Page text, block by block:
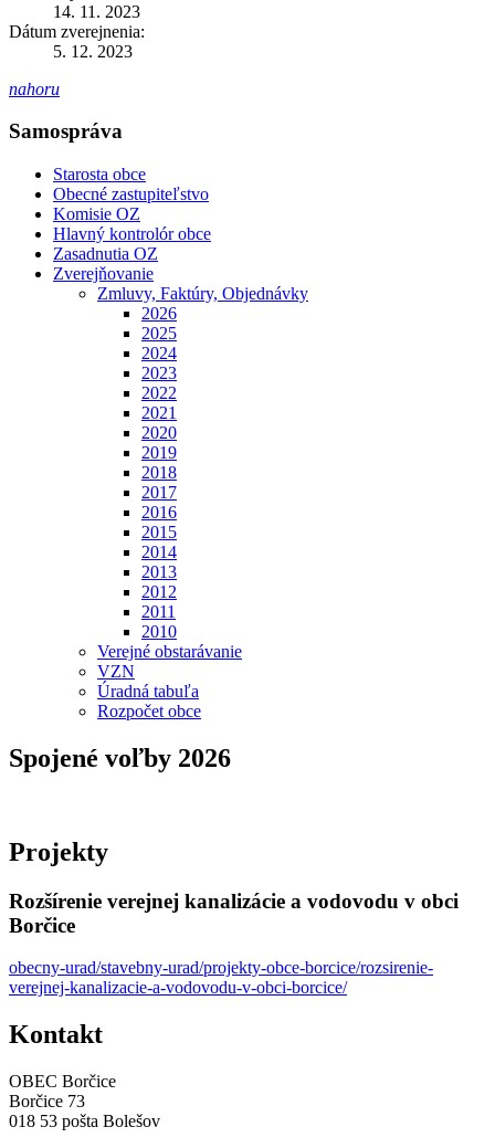
14. 11. 2023
Dátum zverejnenia:
5. 12. 2023
nahoru
Samospráva
Starosta obce
Obecné zastupiteľstvo
Komisie OZ
Hlavný kontrolór obce
Zasadnutia OZ
Zverejňovanie
Zmluvy, Faktúry, Objednávky
2026
2025
2024
2023
2022
2021
2020
2019
2018
2017
2016
2015
2014
2013
2012
2011
2010
Verejné obstarávanie
VZN
Úradná tabuľa
Rozpočet obce
Spojené voľby 2026
Projekty
Rozšírenie verejnej kanalizácie a vodovodu v obci
Borčice
obecny-urad/stavebny-urad/projekty-obce-borcice/rozsirenie-
verejnej-kanalizacie-a-vodovodu-v-obci-borcice/
Kontakt
OBEC Borčice
Borčice 73
018 53 pošta Bolešov